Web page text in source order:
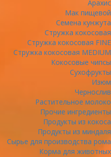
Арахис
Мак пищевой
Семена кунжута
Стружка кокосовая
Стружка кокосовая FINE
Стружка кокосовая MEDIUM
Кокосовые чипсы
Сухофрукты
Изюм
Чернослив
Растительное молоко
Прочие ингредиенты
Продукты из кокоса
Продукты из миндаля
Сырье для производства рома
Корма для животных